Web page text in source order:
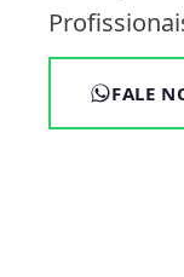
FALE